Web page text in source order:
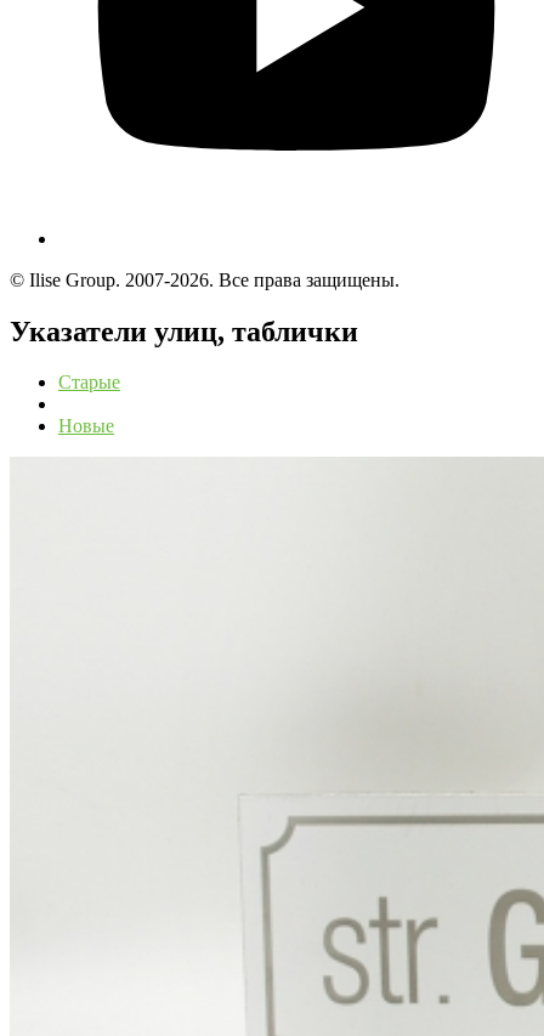
© Ilise Group. 2007-2026. Все права защищены.
Указатели улиц, таблички
Старые
Новые